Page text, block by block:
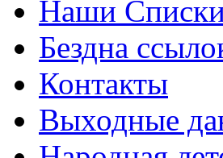
Наши
Бездна
Контакты
Выходные